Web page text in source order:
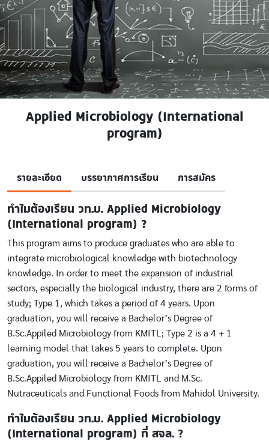
Applied Microbiology (International
program)
รายละเอียด บรรยากาศการเรียน การสมัคร
ทำไมต้องเรียน วท.บ. Applied Microbiology
(International program) ?
This program aims to produce graduates who are able to
integrate microbiological knowledge with biotechnology
knowledge. In order to meet the expansion of industrial
sectors, especially the biological industry, there are 2 forms of
study; Type 1, which takes a period of 4 years. Upon
graduation, you will receive a Bachelor’s Degree of
B.Sc.Appiled Microbiology from KMITL; Type 2 is a 4 + 1
learning model that takes 5 years to complete. Upon
graduation, you will receive a Bachelor’s Degree of
B.Sc.Appiled Microbiology from KMITL and M.Sc.
Nutraceuticals and Functional Foods from Mahidol University.
ทำไมต้องเรียน วท.บ. Applied Microbiology
(International program) ที่ สจล. ?